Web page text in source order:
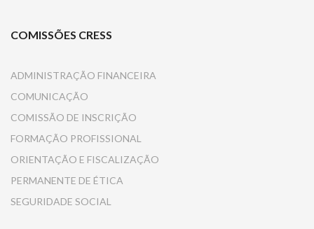
COMISSÕES CRESS
ADMINISTRAÇÃO FINANCEIRA
COMUNICAÇÃO
COMISSÃO DE INSCRIÇÃO
FORMAÇÃO PROFISSIONAL
ORIENTAÇÃO E FISCALIZAÇÃO
PERMANENTE DE ÉTICA
SEGURIDADE SOCIAL